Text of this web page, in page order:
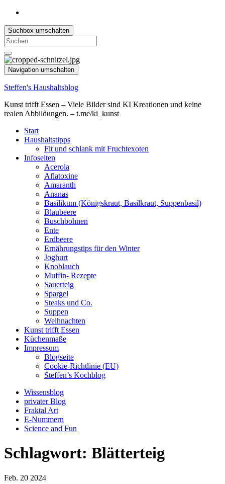
Suchbox umschalten
Search
for:
Navigation umschalten
Steffen's Haushaltsblog
Kunst trifft Essen – Viele Bilder sind KI Kreationen und keine
realen Abbildungen. – t.me/ki_kunst
Start
Haushaltstipps
Fit und schlank mit Fruchtexoten
Infoseiten
Acerola
Aflatoxine
Amaranth
Ananas
Basilikum (Königskraut, Basilkraut, Suppenbasil)
Blaubeere
Buschbohnen
Ente
Erdbeere
Ernährungstips für den Winter
Joghurt
Knoblauch
Muffin- Rezepte
Sauerteig
Spargel
Steaks und Co.
Suppen
Weihnachten
Kunst trifft Essen
Küchenmaße
Impressum
Blogseite
Cookie-Richtlinie (EU)
Steffen’s Kochblog
Wissensblog
privater Blog
Fraktal Art
E-Nummern
Science and Fun
Schlagwort: Blätterteig
Feb. 20 2024